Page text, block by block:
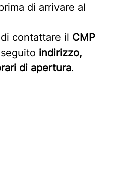
di arrivare al
contattare il CMP
indirizzo,
di apertura.